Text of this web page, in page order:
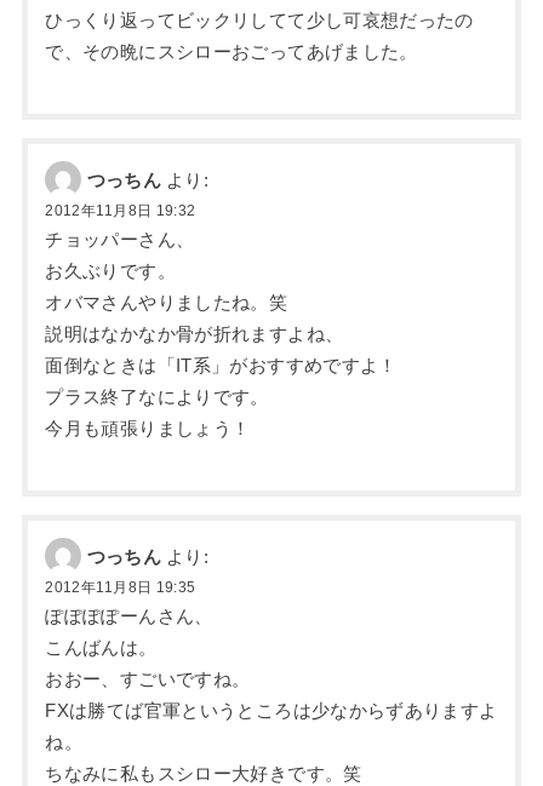
ひっくり返ってビックリしてて少し可哀想だったの
で、その晩にスシローおごってあげました。
つっちん より:
2012年11月8日 19:32
チョッパーさん、
お久ぶりです。
オバマさんやりましたね。笑
説明はなかなか骨が折れますよね、
面倒なときは「IT系」がおすすめですよ！
プラス終了なによりです。
今月も頑張りましょう！
つっちん より:
2012年11月8日 19:35
ぽぽぽぽーんさん、
こんばんは。
おおー、すごいですね。
FXは勝てば官軍というところは少なからずありますよ
ね。
ちなみに私もスシロー大好きです。笑